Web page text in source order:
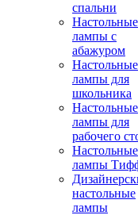
спальни
Настольные
лампы с
абажуром
Настольные
лампы для
школьника
Настольные
лампы для
рабочего
Настольные
лампы
настольные
лампы